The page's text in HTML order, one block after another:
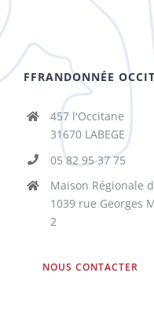
FFRANDONNÉE
457 l'Occitane
31670 LABEGE
05 82 95 37 75
Maison Régionale
1039 rue Georges
2
NOUS CONTACTER